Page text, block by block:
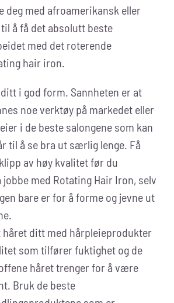
deg med afroamerikansk eller
å få det absolutt beste
med det roterende
hair iron.
i god form. Sannheten er at
noe verktøy på markedet eller
i de beste salongene som kan
til å se bra ut særlig lenge. Få
av høy kvalitet før du
jobbe med Rotating Hair Iron, selv
bare er for å forme og jevne ut
håret ditt med hårpleieprodukter
som tilfører fuktighet og de
håret trenger for å være
Bruk de beste